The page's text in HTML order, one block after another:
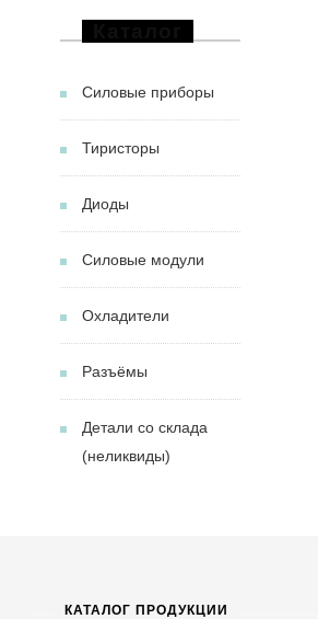
Силовые приборы
Тиристоры
Диоды
Силовые модули
Охладители
Разъёмы
Детали со склада
(неликвиды)
КАТАЛОГ ПРОДУКЦИИ